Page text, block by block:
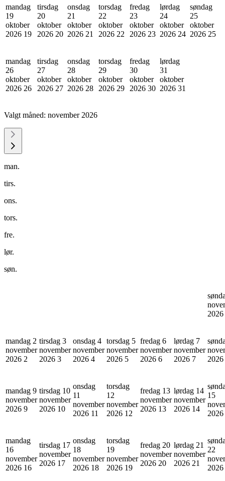
mandag
19
oktober
2026 19
tirsdag
20
oktober
2026 20
onsdag
21
oktober
2026 21
torsdag
22
oktober
2026 22
fredag
23
oktober
2026 23
lørdag
24
oktober
2026 24
søndag
25
oktober
2026 25
mandag
26
oktober
2026 26
tirsdag
27
oktober
2026 27
onsdag
28
oktober
2026 28
torsdag
29
oktober
2026 29
fredag
30
oktober
2026 30
lørdag
31
oktober
2026 31
Valgt måned: november 2026
man.
tirs.
ons.
tors.
fre.
lør.
søn.
2026
mandag 2
november
2026 2
tirsdag 3
november
2026 3
onsdag 4
november
2026 4
torsdag 5
november
2026 5
fredag 6
november
2026 6
lørdag 7
november
2026 7
2026
mandag 9
november
2026 9
tirsdag 10
november
2026 10
onsdag
11
november
2026 11
torsdag
12
november
2026 12
fredag 13
november
2026 13
lørdag 14
november
2026 14
15
2026
mandag
16
november
2026 16
tirsdag 17
november
2026 17
onsdag
18
november
2026 18
torsdag
19
november
2026 19
fredag 20
november
2026 20
lørdag 21
november
2026 21
22
2026